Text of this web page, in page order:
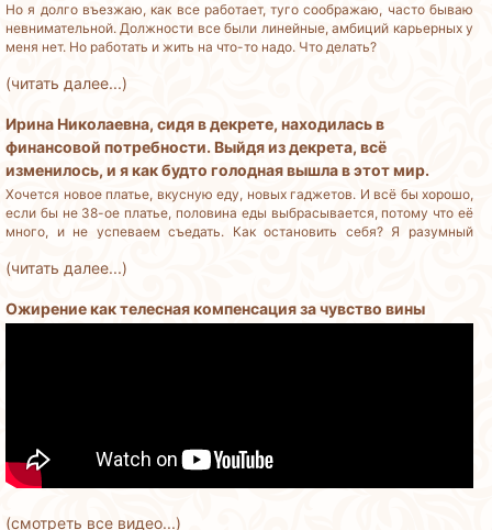
Но я долго въезжаю, как все работает, туго соображаю, часто бываю
невнимательной. Должности все были линейные, амбиций карьерных у
меня нет. Но работать и жить на что-то надо. Что делать?
(читать далее...)
Ирина Николаевна, сидя в декрете, находилась в
финансовой потребности. Выйдя из декрета, всё
изменилось, и я как будто голодная вышла в этот мир.
Хочется новое платье, вкусную еду, новых гаджетов. И всё бы хорошо,
если бы не 38-ое платье, половина еды выбрасывается, потому что её
много, и не успеваем съедать. Как остановить себя? Я разумный
(читать далее...)
Ожирение как телесная компенсация за чувство вины
(смотреть все видео...)